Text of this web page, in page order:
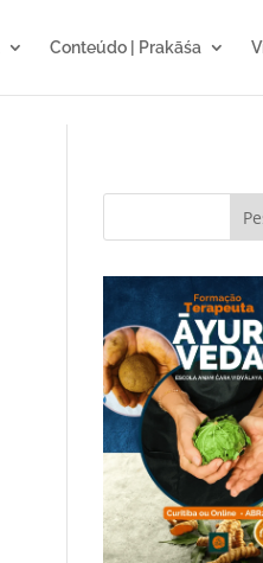
Conteúdo | Prakāśa